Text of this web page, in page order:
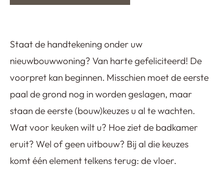
Staat de handtekening onder uw
nieuwbouwwoning? Van harte gefeliciteerd! De
voorpret kan beginnen. Misschien moet de eerste
paal de grond nog in worden geslagen, maar
staan de eerste (bouw)keuzes u al te wachten.
Wat voor keuken wilt u? Hoe ziet de badkamer
eruit? Wel of geen uitbouw? Bij al die keuzes
komt één element telkens terug: de vloer.